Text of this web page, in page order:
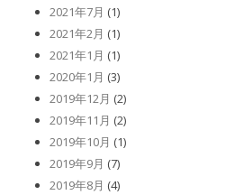
2021年7月 (1)
2021年2月 (1)
2021年1月 (1)
2020年1月 (3)
2019年12月 (2)
2019年11月 (2)
2019年10月 (1)
2019年9月 (7)
2019年8月 (4)